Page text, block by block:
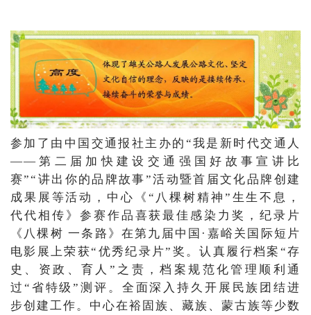
参加了由中国交通报社主办的“我是新时代交通人
——第二届加快建设交通强国好故事宣讲比
赛”“讲出你的品牌故事”活动暨首届文化品牌创建
成果展等活动，中心《“八棵树精神”生生不息，
代代相传》参赛作品喜获最佳感染力奖，纪录片
《八棵树 一条路》在第九届中国·嘉峪关国际短片
电影展上荣获“优秀纪录片”奖。认真履行档案“存
史、资政、育人”之责，档案规范化管理顺利通
过“省特级”测评。 全面深入持久开展民族团结进
步创建工作。中心在裕固族、藏族、蒙古族等少数